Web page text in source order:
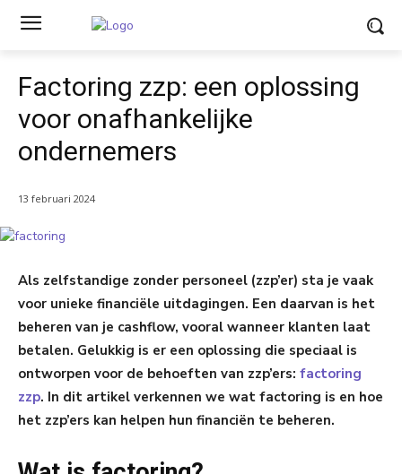
Factoring zzp: een oplossing
voor onafhankelijke
ondernemers
13 februari 2024
Als zelfstandige zonder personeel (zzp’er) sta je vaak
voor unieke financiële uitdagingen. Een daarvan is het
beheren van je cashflow, vooral wanneer klanten laat
betalen. Gelukkig is er een oplossing die speciaal is
ontworpen voor de behoeften van zzp’ers: factoring
zzp. In dit artikel verkennen we wat factoring is en hoe
het zzp’ers kan helpen hun financiën te beheren.